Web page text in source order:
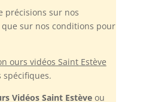
précisions sur nos
sur nos conditions pour
ours vidéos Saint Estève
spécifiques.
Vidéos Saint Estèveou